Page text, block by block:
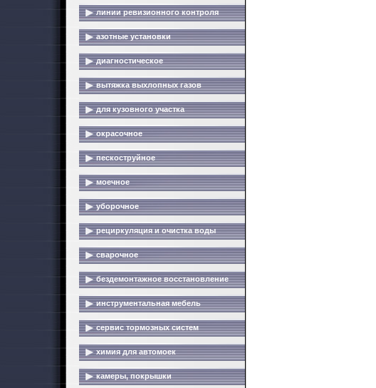
линии ревизионного контроля
азотные установки
диагностическое
вытяжка выхлопных газов
для кузовного участка
окрасочное
пескоструйное
моечное
уборочное
рециркуляция и очистка воды
сварочное
бездемонтажное восстановление
инструментальная мебель
сервис тормозных систем
химия для автомоек
камеры, покрышки